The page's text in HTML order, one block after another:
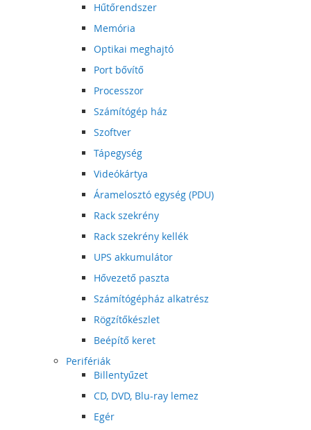
Hűtőrendszer
Memória
Optikai meghajtó
Port bővítő
Processzor
Számítógép ház
Szoftver
Tápegység
Videókártya
Áramelosztó egység (PDU)
Rack szekrény
Rack szekrény kellék
UPS akkumulátor
Hővezető paszta
Számítógépház alkatrész
Rögzítőkészlet
Beépítő keret
Perifériák
Billentyűzet
CD, DVD, Blu-ray lemez
Egér